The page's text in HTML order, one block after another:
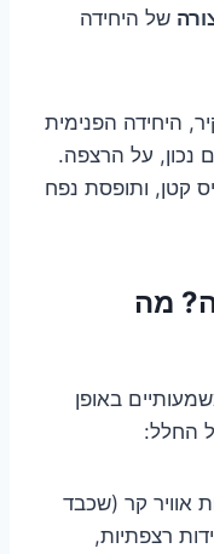
של היחידה
היחידה הפנימית
נכון, על הרצפה.
קטן, ותופסת נפח
מה
באופן
החלל:
אוויר קר (שכבד
רצפתיות,